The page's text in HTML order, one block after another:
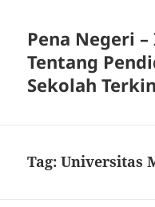
Pena Negeri
Tentang
Sekolah
Tag:Universitas